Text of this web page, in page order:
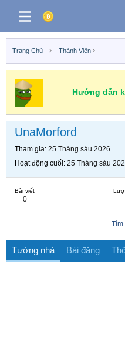
Trang Chủ Thành Viên
Hướng dẫn
UnaMorford
Tham gia 25 Tháng sáu 2026
Hoạt động cuối 25 Tháng sáu
Bài viết
0
Tìm
Tường nhà Bài đăng